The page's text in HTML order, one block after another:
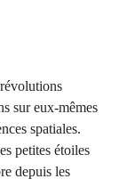
sur eux-mêmes
spatiales.
petites étoiles
depuis les